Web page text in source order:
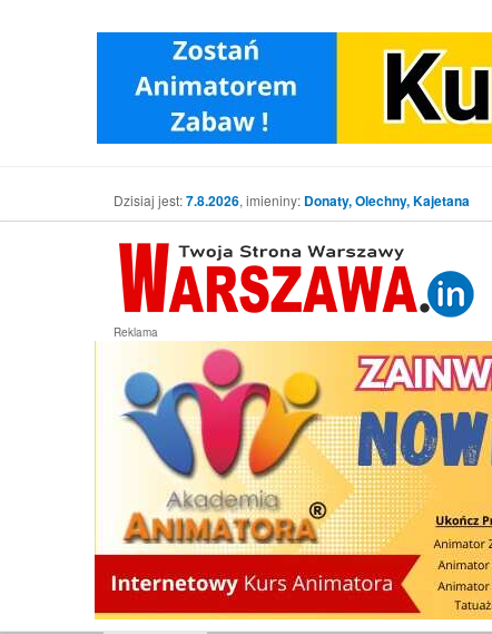
Dzisiaj jest:7.8.2026, imieniny: Donaty, Olechny, Kajetana
Reklama